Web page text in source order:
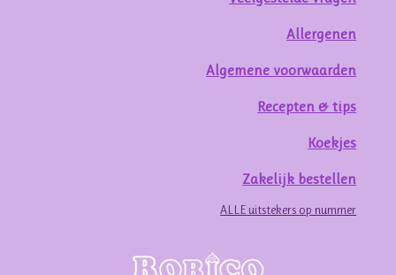
Allergenen
Algemene voorwaarden
Recepten & tips
Koekjes
Zakelijk bestellen
ALLE uitstekers op nummer